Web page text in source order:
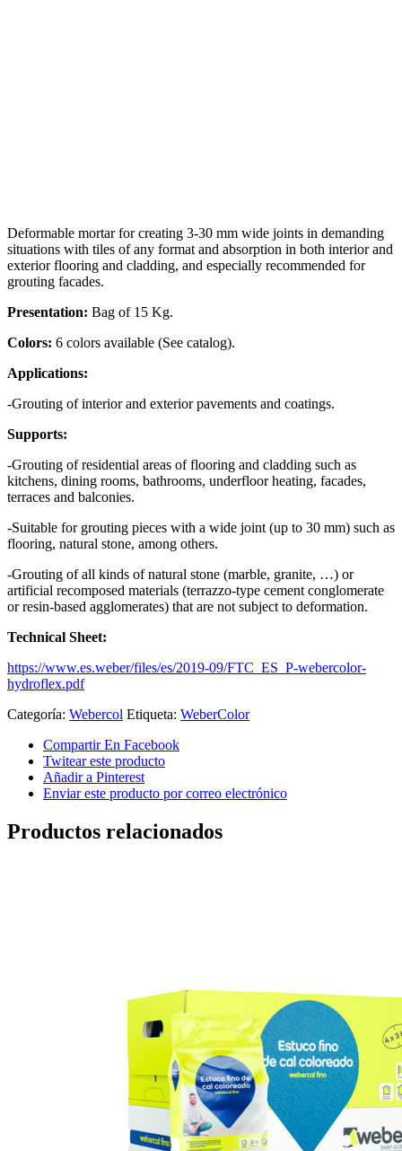
Deformable mortar for creating 3-30 mm wide joints in demanding
situations with tiles of any format and absorption in both interior and
exterior flooring and cladding, and especially recommended for
grouting facades.
Presentation: Bag of 15 Kg.
Colors: 6 colors available (See catalog).
Applications:
-Grouting of interior and exterior pavements and coatings.
Supports:
-Grouting of residential areas of flooring and cladding such as
kitchens, dining rooms, bathrooms, underfloor heating, facades,
terraces and balconies.
-Suitable for grouting pieces with a wide joint (up to 30 mm) such as
flooring, natural stone, among others.
-Grouting of all kinds of natural stone (marble, granite, …) or
artificial recomposed materials (terrazzo-type cement conglomerate
or resin-based agglomerates) that are not subject to deformation.
Technical Sheet:
https://www.es.weber/files/es/2019-09/FTC_ES_P-webercolor-
hydroflex.pdf
Categoría: Webercol Etiqueta: WeberColor
Compartir En Facebook
Twitear este producto
Añadir a Pinterest
Enviar este producto por correo electrónico
Productos relacionados